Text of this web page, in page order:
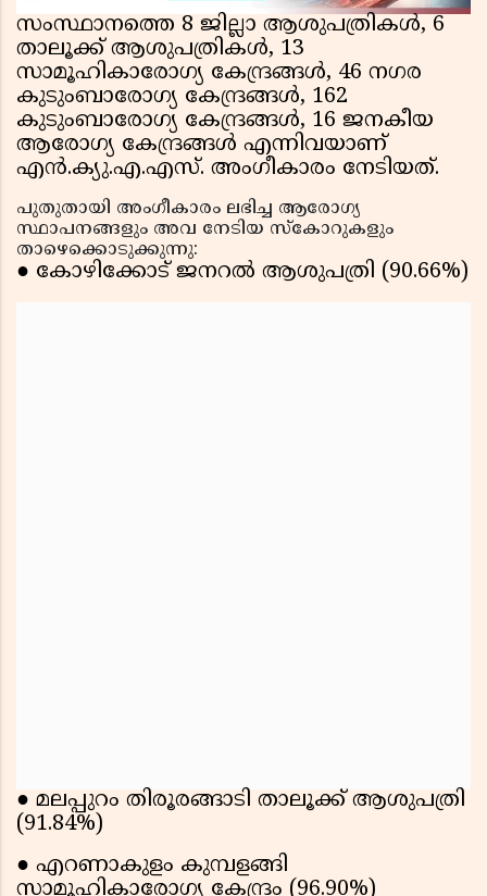
സംസ്ഥാനത്തെ 8 ജില്ലാ ആശുപത്രികൾ, 6
താലൂക്ക് ആശുപത്രികൾ, 13
സാമൂഹികാരോഗ്യ കേന്ദ്രങ്ങൾ, 46 നഗര
കുടുംബാരോഗ്യ കേന്ദ്രങ്ങൾ, 162
കുടുംബാരോഗ്യ കേന്ദ്രങ്ങൾ, 16 ജനകീയ
ആരോഗ്യ കേന്ദ്രങ്ങൾ എന്നിവയാണ്
എൻ.ക്യു.എ.എസ്. അംഗീകാരം നേടിയത്.
പുതുതായി അംഗീകാരം ലഭിച്ച ആരോഗ്യ
സ്ഥാപനങ്ങളും അവ നേടിയ സ്‌കോറുകളും
താഴെക്കൊടുക്കുന്നു:
● കോഴിക്കോട് ജനറൽ ആശുപത്രി (90.66%)
● മലപ്പുറം തിരൂരങ്ങാടി താലൂക്ക് ആശുപത്രി
(91.84%)
● എറണാകുളം കുമ്പളങ്ങി
സാമൂഹികാരോഗ്യ കേന്ദ്രം (96.90%)